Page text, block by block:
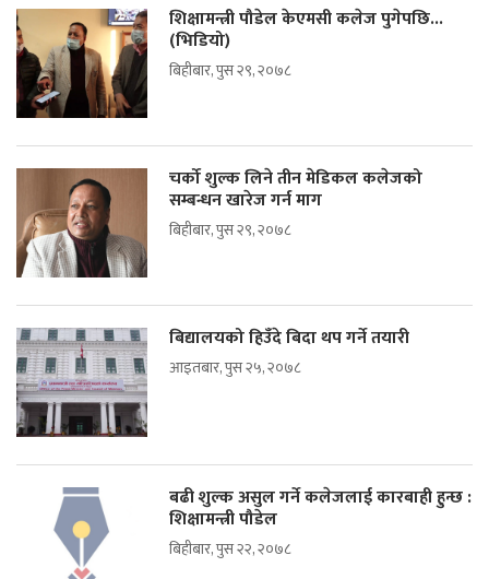
शिक्षामन्त्री पौडेल केएमसी कलेज पुगेपछि...
(भिडियो)
बिहीबार, पुस २९, २०७८
चर्को शुल्क लिने तीन मेडिकल कलेजको
सम्बन्धन खारेज गर्न माग
बिहीबार, पुस २९, २०७८
बिद्यालयको हिउँदे बिदा थप गर्ने तयारी
आइतबार, पुस २५, २०७८
बढी शुल्क असुल गर्ने कलेजलाई कारबाही हुन्छ :
शिक्षामन्त्री पौडेल
बिहीबार, पुस २२, २०७८